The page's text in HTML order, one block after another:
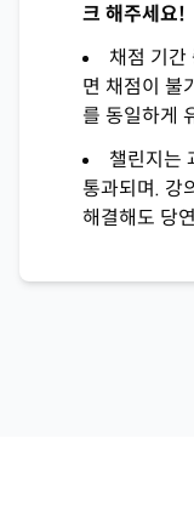
크 해주세요!
채점 기간
면 채점이 불
를 동일하게
챌린지는
통과되며. 강
해결해도 당